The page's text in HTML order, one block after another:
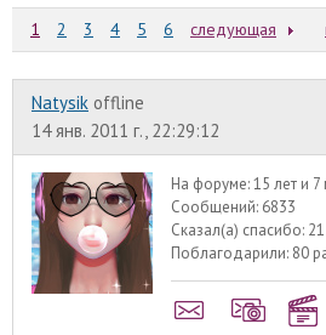
1 2 3 4 5 6 следующая
Natysik offline
14 янв. 2011 г., 22:29:12
На форуме:15 лет и 7
Сообщений: 6833
Сказал(а) спасибо:
Поблагодарили: 80